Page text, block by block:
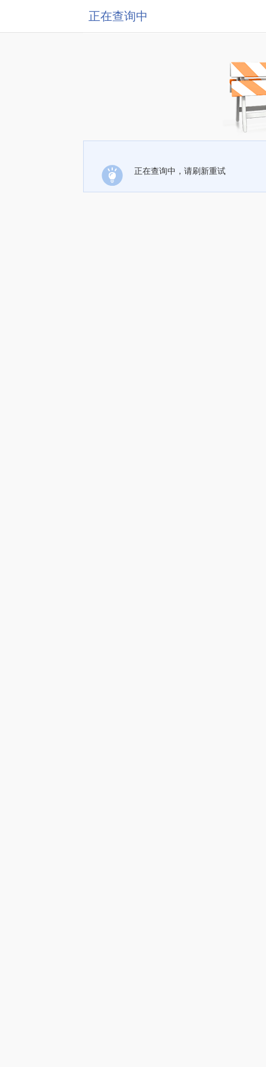
正在查询中
正在查询中，请刷新重试